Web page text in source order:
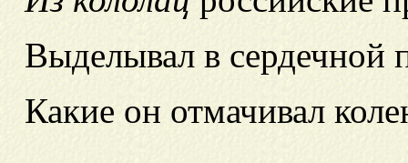
Выделывал в сердечной
Какие он отмачивал